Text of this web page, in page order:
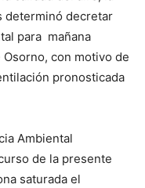
determinó decretar
para mañana
con motivo de
pronosticada
Ambiental
de la presente
saturada el